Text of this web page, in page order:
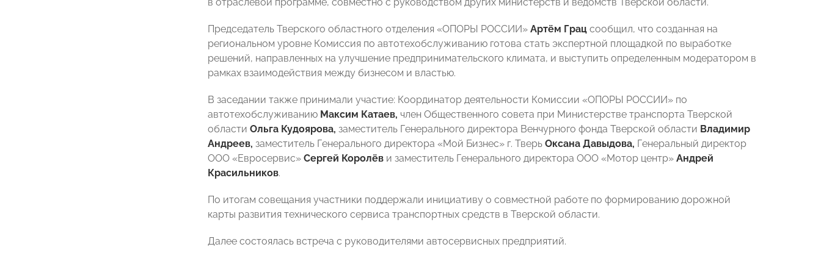
Председатель Тверского областного отделения «ОПОРЫ РОССИИ» Артём Грац сообщил, что созданная на
региональном уровне Комиссия по автотехобслуживанию готова стать экспертной площадкой по выработке
решений, направленных на улучшение предпринимательского климата, и выступить определенным модератором в
рамках взаимодействия между бизнесом и властью.
В заседании также принимали участие: Координатор деятельности Комиссии «ОПОРЫ РОССИИ» по
автотехобслуживанию Максим Катаев, член Общественного совета при Министерстве транспорта Тверской
области Ольга Кудоярова, заместитель Генерального директора Венчурного фонда Тверской области Владимир
Андреев, заместитель Генерального директора «Мой Бизнес» г. Тверь Оксана Давыдова, Генеральный директор
ООО «Евросервис» Сергей Королёв и заместитель Генерального директора ООО «Мотор центр» Андрей
Красильников.
По итогам совещания участники поддержали инициативу о совместной работе по формированию дорожной
карты развития технического сервиса транспортных средств в Тверской области.
Далее состоялась встреча с руководителями автосервисных предприятий.